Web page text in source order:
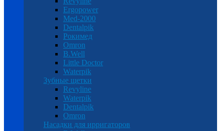
Ergopower
Med-2000
Dentalpik
Рокимед
Omron
B.Well
Little Doctor
Waterpik
Зубные щетки
Revyline
Waterpik
Dentalpik
Omron
Насадки для ирригаторов